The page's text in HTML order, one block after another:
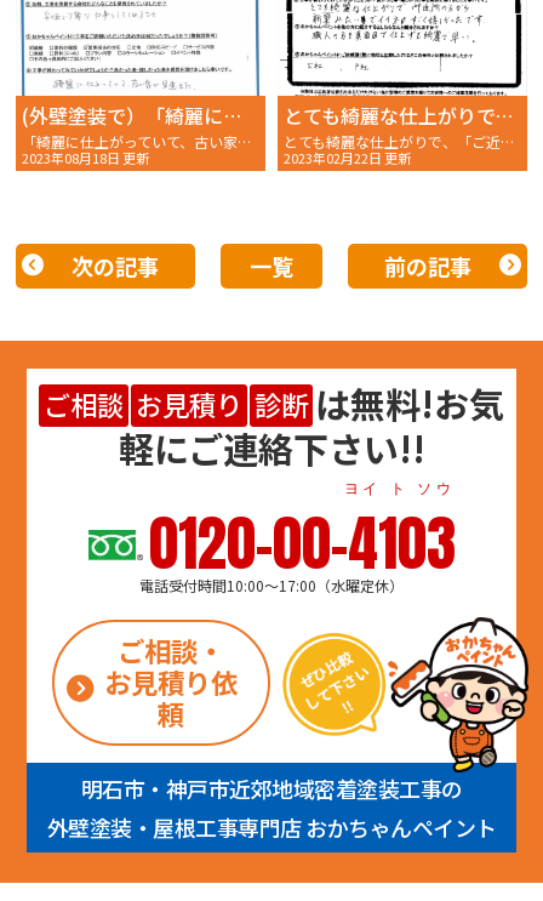
(外壁塗装で）「綺麗に仕上がっていて、古い家が見違えた」
「綺麗に仕上がっていて、古い家が見違えた」神戸市西区桜ヶ丘 A様 〜完工後アンケート〜
2023年08月18日 更新
とても綺麗な仕上がりで、「ご近所の方から 新築みたいでイイネ！」って すごく嬉しかったです。
とても綺麗な仕上がりで、「ご近所の方から 新築みたいでイイネ！」ってすごく嬉しかったです。」神戸市西区T様からの完工後アンケートです〜
2023年02月22日 更新
次の記事 一覧 前の記事
ご相談 お見積り 診断 は無料!お気
軽にご連絡下さい!!
0120-00-4103
ヨイ ト ソウ
電話受付時間10:00～17:00（水曜定休）
ご相談・
お見積り依
頼
明石市・神戸市近郊地域密着塗装工事の
外壁塗装・屋根工事専門店 おかちゃんペイント